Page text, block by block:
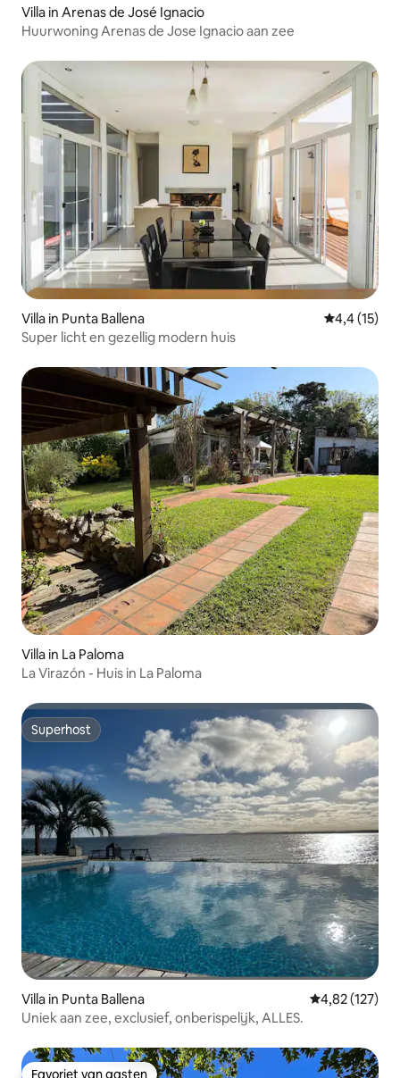
Villa in Arenas de José Ignacio
Huurwoning Arenas de Jose Ignacio aan zee
Villa in Punta Ballena
4,4 (15)
Super licht en gezellig modern huis
Villa in La Paloma
La Virazón - Huis in La Paloma
Superhost
Superhost
Villa in Punta Ballena Gemiddelde
4,82 (127)
Uniek aan zee, exclusief, onberispelijk, ALLES.
Favoriet van gasten